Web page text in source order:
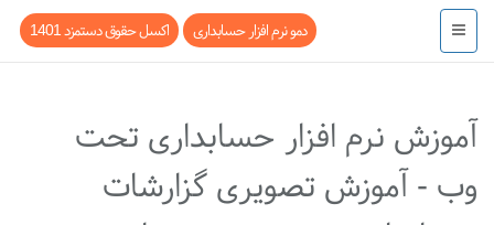
دمو نرم افزار حسابداری اکسل حقوق دستمزد 1401
آموزش نرم افزار حسابداری تحت
وب - آموزش تصویری گزارشات